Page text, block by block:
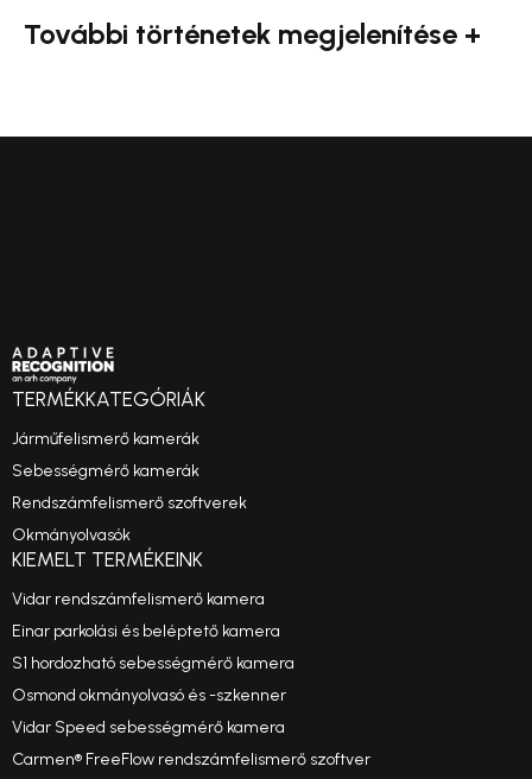
További történetek megjelenítése +
TERMÉKKATEGÓRIÁK
Járműfelismerő kamerák
Sebességmérő kamerák
Rendszámfelismerő szoftverek
Okmányolvasók
KIEMELT TERMÉKEINK
Vidar rendszámfelismerő kamera
Einar parkolási és beléptető kamera
S1 hordozható sebességmérő kamera
Osmond okmányolvasó és -szkenner
Vidar Speed sebességmérő kamera
Carmen® FreeFlow rendszámfelismerő szoftver